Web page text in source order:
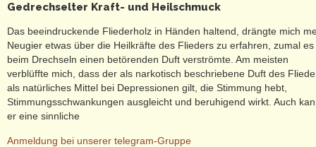
Gedrechselter Kraft- und Heilschmuck
Das beeindruckende Fliederholz in Händen haltend, drängte mich
Neugier etwas über die Heilkräfte des Flieders zu erfahren, zumal es
beim Drechseln einen betörenden Duft verströmte. Am meisten
verblüffte mich, dass der als narkotisch beschriebene Duft des
als natürliches Mittel bei Depressionen gilt, die Stimmung hebt,
Stimmungsschwankungen ausgleicht und beruhigend wirkt. Auch
er eine sinnliche
Anmeldung bei unserer telegram-Gruppe